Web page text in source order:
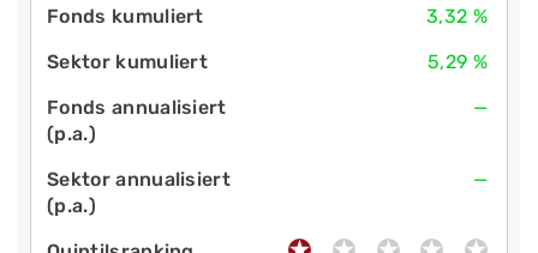
3,32 %
5,29 %
—
—